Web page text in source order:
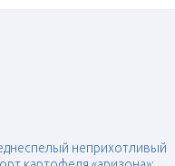
неприхотливый